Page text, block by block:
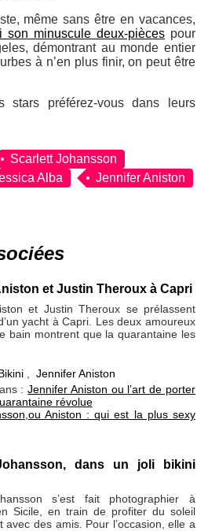
même sans être en vacances,
son minuscule deux-pièces pour
démontrant au monde entier
à n’en plus finir, on peut être
stars préférez-vous dans leurs
Scarlett Johansson
Alba
Jennifer Aniston
et Justin Theroux à Capri
et Justin Theroux se prélassent
yacht à Capri. Les deux amoureux
bain montrent que la quarantaine les
, Jennifer Aniston
:Jennifer Aniston ou l’art de porter
révolue
Aniston : qui est la plus sexy
dans un joli bikini
s’est fait photographier à
Sicile, en train de profiter du soleil
avec des amis. Pour l’occasion, elle a